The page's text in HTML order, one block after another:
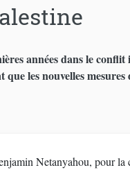
années dans le
les nouvelles mesures
Netanyahou, pour